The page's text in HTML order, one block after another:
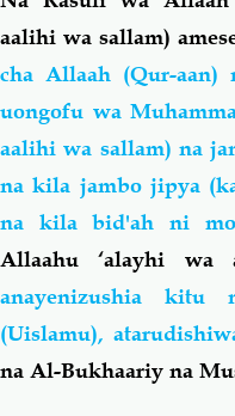
aalihi wa sallam)
cha Allaah (Qur-
uongofu wa
aalihi wa sallam) na
na kila jambo jipya
na kila bid'ah ni
Allaahu ‘alayhi wa
anayenizushia
(Uislamu),
na Al-Bukhaariy na